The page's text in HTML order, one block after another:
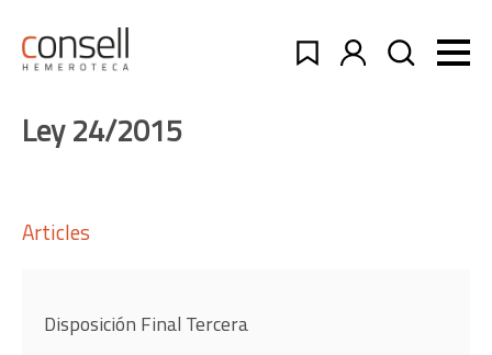
Ley 24/2015
Articles
Disposición Final Tercera